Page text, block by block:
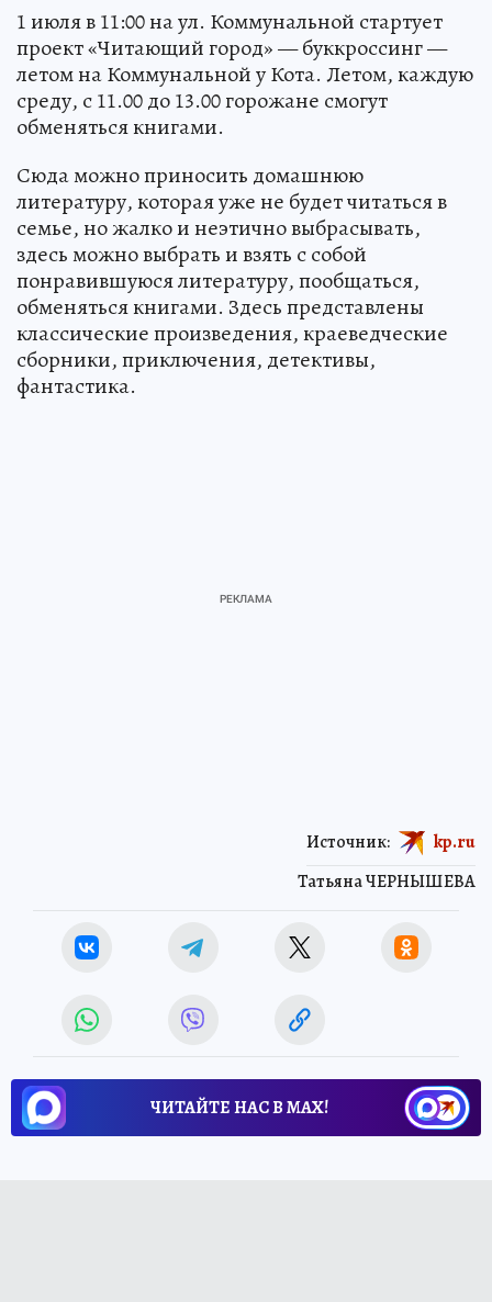
1 июля в 11:00 на ул. Коммунальной стартует
проект «Читающий город» — буккроссинг —
летом на Коммунальной у Кота. Летом, каждую
среду, с 11.00 до 13.00 горожане смогут
обменяться книгами.
Сюда можно приносить домашнюю
литературу, которая уже не будет читаться в
семье, но жалко и неэтично выбрасывать,
здесь можно выбрать и взять с собой
понравившуюся литературу, пообщаться,
обменяться книгами. Здесь представлены
классические произведения, краеведческие
сборники, приключения, детективы,
фантастика.
Татьяна ЧЕРНЫШЕВА
Источник: kp.ru
ЧИТАЙТЕ НАС В МАХ!